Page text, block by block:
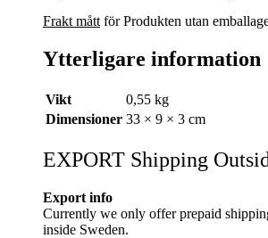
Frakt mått för Produkten utan
Ytterligare information
Vikt
0,55 kg
Dimensioner 33 × 9 × 3 cm
EXPORT Shipping
Export info
Currently we only offer prepaid
inside Sweden.